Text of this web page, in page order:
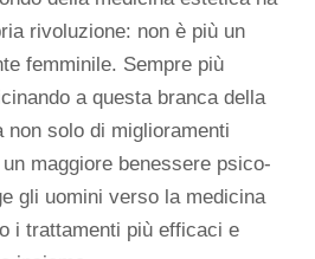
rivoluzione: non è più un
femminile. Sempre più
a questa branca della
solo di miglioramenti
maggiore benessere psico-
gli uomini verso la medicina
i trattamenti più efficaci e